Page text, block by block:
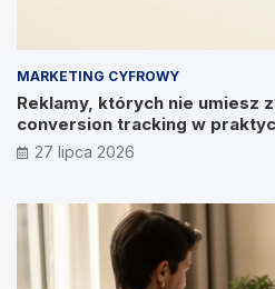
MARKETING CYFROWY
Reklamy, których nie umiesz
conversion tracking w
27 lipca 2026